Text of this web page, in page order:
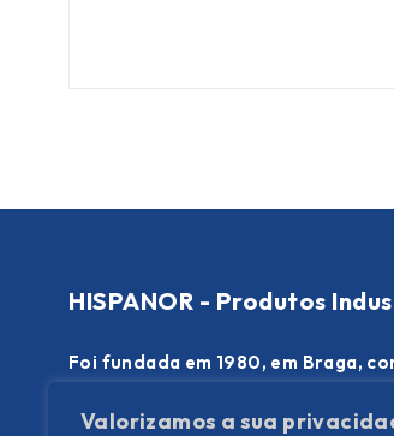
Valorizamos a sua
HISPANOR - Produtos
Foi fundada em 1980, em Braga,
DINOL AB, empresa sueca líder
anticorrosivos para veículos